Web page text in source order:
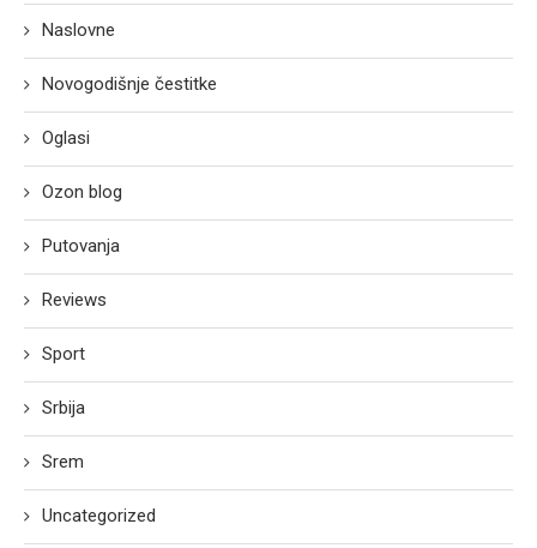
Naslovne
Novogodišnje čestitke
Oglasi
Ozon blog
Putovanja
Reviews
Sport
Srbija
Srem
Uncategorized